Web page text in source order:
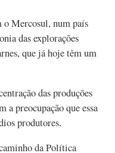
Mercosul, num país
das explorações
que já hoje têm um
das produções
a preocupação que essa
produtores.
da Política